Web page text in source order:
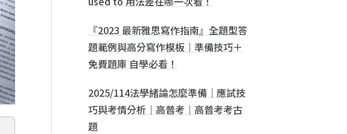
『2023 最新雅思寫作指南』全題型答
題範例與高分寫作模板｜準備技巧＋
免費題庫 自學必看！
2025/114法學緒論怎麼準備｜應試技
巧與考情分析｜高普考｜高普考考古
題